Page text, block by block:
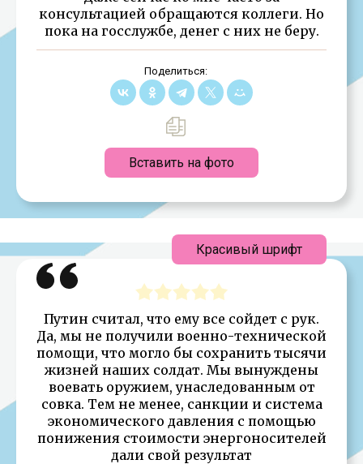
консультацией обращаются коллеги. Но
пока на госслужбе, денег с них не беру.
Поделиться:
Вставить на фото
Путин считал, что ему все сойдет с рук.
Да, мы не получили военно-технической
помощи, что могло бы сохранить тысячи
жизней наших солдат. Мы вынуждены
воевать оружием, унаследованным от
совка. Тем не менее, санкции и система
экономического давления с помощью
понижения стоимости энергоносителей
дали свой результат
Красивый шрифт